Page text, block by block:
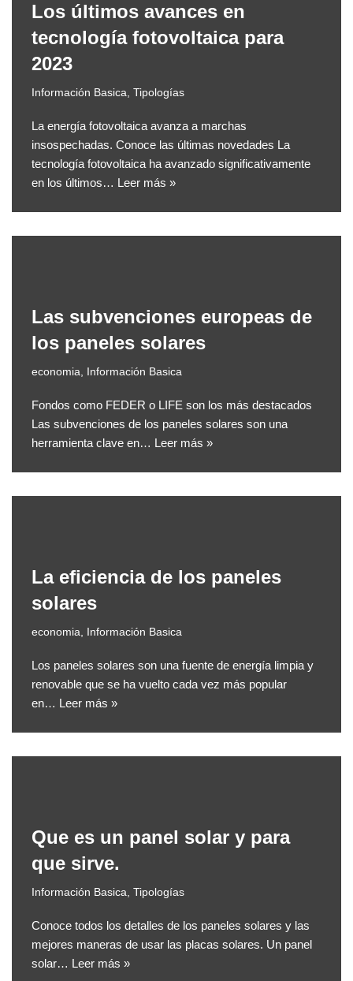
Los últimos avances en
tecnología fotovoltaica para
2023
Información Basica, Tipologías
La energía fotovoltaica avanza a marchas
insospechadas. Conoce las últimas novedades La
tecnología fotovoltaica ha avanzado significativamente
en los últimos… Leer más »
Las subvenciones europeas de
los paneles solares
economia, Información Basica
Fondos como FEDER o LIFE son los más destacados
Las subvenciones de los paneles solares son una
herramienta clave en… Leer más »
La eficiencia de los paneles
solares
economia, Información Basica
Los paneles solares son una fuente de energía limpia y
renovable que se ha vuelto cada vez más popular
en… Leer más »
Que es un panel solar y para
que sirve.
Información Basica, Tipologías
Conoce todos los detalles de los paneles solares y las
mejores maneras de usar las placas solares. Un panel
solar… Leer más »